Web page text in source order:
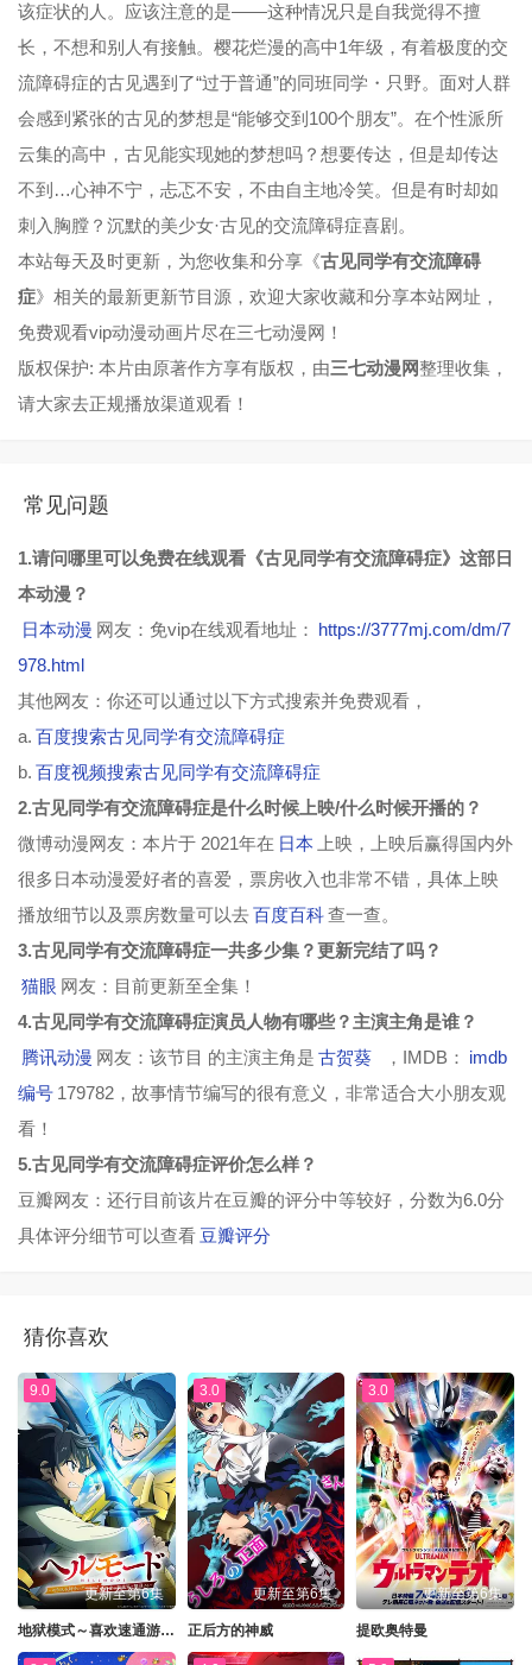
该症状的人。应该注意的是——这种情况只是自我觉得不擅
长，不想和别人有接触。樱花烂漫的高中1年级，有着极度的交
流障碍症的古见遇到了“过于普通”的同班同学・只野。面对人群
会感到紧张的古见的梦想是“能够交到100个朋友”。在个性派所
云集的高中，古见能实现她的梦想吗？想要传达，但是却传达
不到…心神不宁，忐忑不安，不由自主地冷笑。但是有时却如
刺入胸膛？沉默的美少女·古见的交流障碍症喜剧。
本站每天及时更新，为您收集和分享《古见同学有交流障碍
症》相关的最新更新节目源，欢迎大家收藏和分享本站网址，
免费观看vip动漫动画片尽在三七动漫网！
版权保护: 本片由原著作方享有版权，由三七动漫网整理收集，
请大家去正规播放渠道观看！
常见问题
1.请问哪里可以免费在线观看《古见同学有交流障碍症》这部日
本动漫？
日本动漫 网友：免vip在线观看地址： https://3777mj.com/dm/7
978.html
其他网友：你还可以通过以下方式搜索并免费观看，
a. 百度搜索古见同学有交流障碍症
b. 百度视频搜索古见同学有交流障碍症
2.古见同学有交流障碍症是什么时候上映/什么时候开播的？
微博动漫网友：本片于 2021年在 日本
上映，上映后赢得国内外
很多日本动漫爱好者的喜爱，票房收入也非常不错，具体上映
播放细节以及票房数量可以去百度百科查一查。
3.古见同学有交流障碍症一共多少集？更新完结了吗？
猫眼 网友：目前更新至全集！
4.古见同学有交流障碍症演员人物有哪些？主演主角是谁？
腾讯动漫 网友：该节目 的主演主角是 古贺葵 ，IMDB： imdb
编号 179782，故事情节编写的很有意义，非常适合大小朋友观
看！
5.古见同学有交流障碍症评价怎么样？
豆瓣网友：还行目前该片在豆瓣的评分中等较好，分数为6.0分
具体评分细节可以查看 豆瓣评分
猜你喜欢
9.0
更新至第6集
地狱模式～喜欢速通游戏的玩家在废设定异世界无双～第二季
3.0
更新至第6集
正后方的神威
3.0
更新至第6集
提欧奥特曼